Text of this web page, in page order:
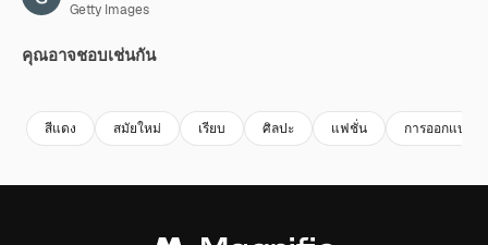
Getty Images
คุณอาจชอบเช่นกัน
สีแดง สมัยใหม่ เรียบ ศิลปะ แฟชั่น การออกแบบ